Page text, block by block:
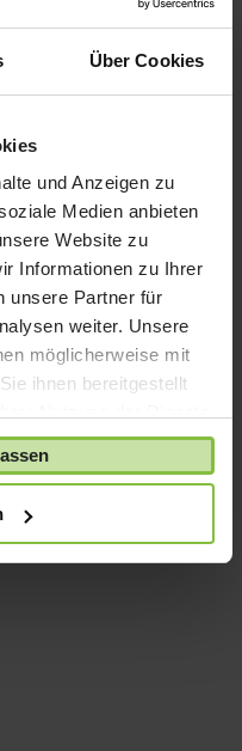
Über Cookies
und Anzeigen zu
Medien anbieten
Website zu
Informationen zu Ihrer
unsere Partner für
weiter. Unsere
möglicherweise mit
ihnen bereitgestellt